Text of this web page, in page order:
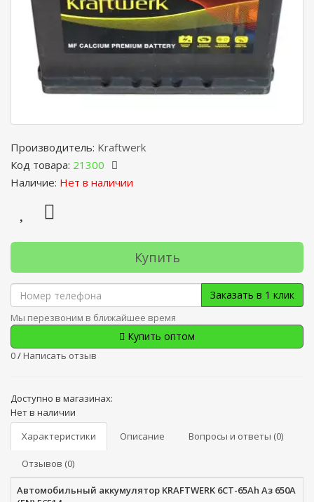
Производитель: Kraftwerk
Код товара: 21300
Наличие: Нет в наличии
Купить
Заказать в 1 клик
Мы перезвоним в ближайшее время
Купить оптом
0/ Написать отзыв
Доступно в магазинах:
Нет в наличии
Характеристики
Описание Вопросы и ответы (0)
Отзывов (0)
Автомобильный аккумулятор KRAFTWERK 6СТ-65Ah Аз 650A